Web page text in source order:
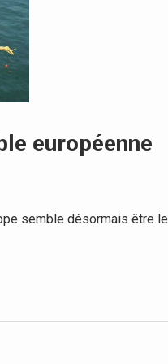
européenne
semble désormais être le